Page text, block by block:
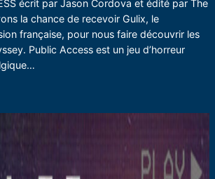
écrit par Jason Cordova et édité par The
la chance de recevoir Gulix, le
française, pour nous faire découvrir les
Public Access est un jeu d’horreur